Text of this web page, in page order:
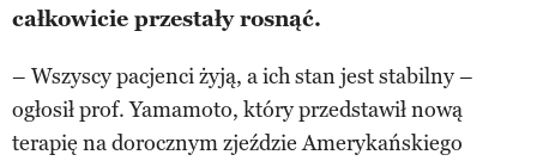
całkowicie przestały rosnąć.
– Wszyscy pacjenci żyją, a ich stan jest stabilny –
ogłosił prof. Yamamoto, który przedstawił nową
terapię na dorocznym zjeździe Amerykańskiego